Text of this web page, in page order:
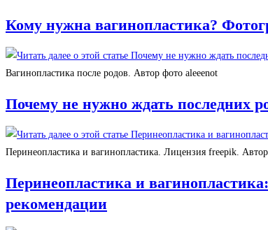
Кому нужна вагинопластика?
Вагинопластика после родов. Автор фото aleeenot
Почему не нужно ждать последних
Перинеопластика и вагинопластика. Лицензия freepik.
Перинеопластика и
рекомендации